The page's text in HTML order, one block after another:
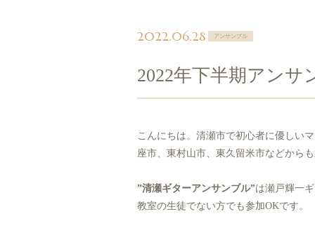
2022.06.28 アンサンブル
2022年下半期アンサ
こんにちは。清瀬市で初心者に優しい
座市、東村山市、東久留米市などから
”清瀬ギターアンサンブル”は瀬戸輝一
教室の生徒でない方でも参加OKです。